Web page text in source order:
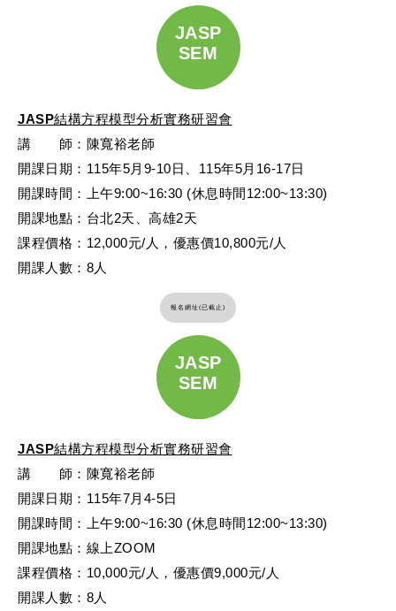
JASP
SEM
JASP結構方程模型分析實務研習會
講 師：陳寬裕老師
開課日期：115年5月9-10日、115年5月16-17日
開課時間：上午9:00~16:30 (休息時間12:00~13:30)
開課地點：台北2天、高雄2天
課程價格：12,000元/人，優惠價10,800元/人
開課人數：8人
報名網址(已截止)
JASP
SEM
JASP結構方程模型分析實務研習會
講 師：陳寬裕老師
開課日期：115年7月4-5日
開課時間：上午9:00~16:30 (休息時間12:00~13:30)
開課地點：線上ZOOM
課程價格：10,000元/人，優惠價9,000元/人
開課人數：8人